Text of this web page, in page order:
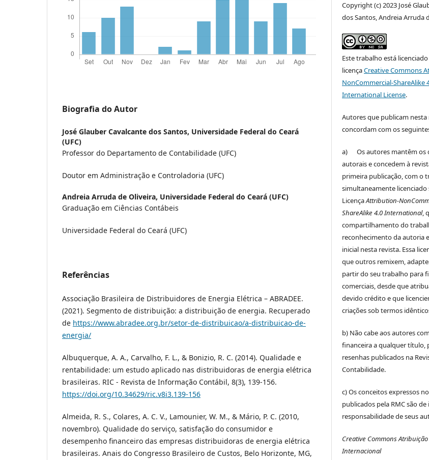
Biografia do Autor
José Glauber Cavalcante dos Santos, Universidade Federal do Ceará
(UFC)
Professor do Departamento de Contabilidade (UFC)
Doutor em Administração e Controladoria (UFC)
Andreia Arruda de Oliveira, Universidade Federal do Ceará (UFC)
Graduação em Ciências Contábeis
Universidade Federal do Ceará (UFC)
Referências
Associação Brasileira de Distribuidores de Energia Elétrica – ABRADEE.
(2021). Segmento de distribuição: a distribuição de energia. Recuperado
de https://www.abradee.org.br/setor-de-distribuicao/a-distribuicao-de-
energia/
Albuquerque, A. A., Carvalho, F. L., & Bonizio, R. C. (2014). Qualidade e
rentabilidade: um estudo aplicado nas distribuidoras de energia elétrica
brasileiras. RIC - Revista de Informação Contábil, 8(3), 139-156.
https://doi.org/10.34629/ric.v8i3.139-156
Almeida, R. S., Colares, A. C. V., Lamounier, W. M., & Mário, P. C. (2010,
novembro). Qualidade do serviço, satisfação do consumidor e
desempenho financeiro das empresas distribuidoras de energia elétrica
brasileiras. Anais do Congresso Brasileiro de Custos, Belo Horizonte, MG,
Copyright (c) 2023 José
dos Santos, Andreia Arruda
Este trabalho está
licençaCreative Commons
NonCommercial-ShareAlike
International License.
Autores que publicam nesta
concordam com os
a) Os autores mantêm os
autorais e concedem à
primeira publicação, com o
simultaneamente licenciado
LicençaAttribution-
ShareAlike 4.0 International,
compartilhamento do
reconhecimento da autoria
inicial nesta revista. Essa
que outros remixem,
partir do seu trabalho para
comerciais, desde que
devido crédito e que
criações sob termos
b) Não cabe aos autores
financeira a qualquer título,
resenhas publicados na
Contabilidade.
c) Os conceitos expressos
publicados pela RMC são
responsabilidade de seus
Creative Commons
Internacional